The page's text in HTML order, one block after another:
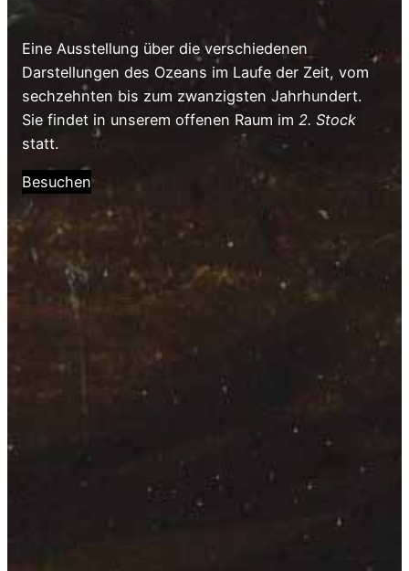
Eine Ausstellung über die verschiedenen
Darstellungen des Ozeans im Laufe der Zeit, vom
sechzehnten bis zum zwanzigsten Jahrhundert.
Sie findet in unserem offenen Raum im 2. Stock
statt.
Besuchen